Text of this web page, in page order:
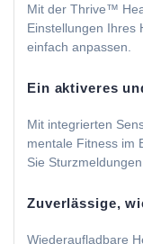
Mit der Thrive™
Einstellungen Ihres
einfach anpassen.
Ein aktiveres
Mit integrierten
mentale Fitness im
Sie
Zuverlässige,
Wiederaufladbare